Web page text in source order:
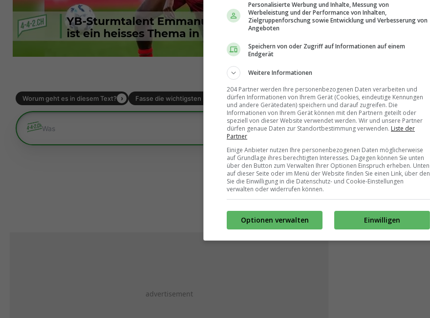
Personalisierte Werbung und Inhalte, Messung von
Werbeleistung und der Performance von Inhalten,
Zielgruppenforschung sowie Entwicklung und Verbesserung von
Angeboten
Speichern von oder Zugriff auf Informationen auf einem
Endgerät
Weitere Informationen
204 Partner werden Ihre personenbezogenen Daten verarbeiten und
dürfen Informationen von Ihrem Gerät (Cookies, eindeutige Kennungen
und andere Gerätedaten) speichern und darauf zugreifen. Die
Informationen von Ihrem Gerät können mit den Partnern geteilt oder
speziell von dieser Website verwendet werden. Wir und unsere Partner
dürfen genaue Daten zur Standortbestimmung verwenden. Liste der
Partner
Einige Anbieter nutzen Ihre personenbezogenen Daten möglicherweise
auf Grundlage ihres berechtigten Interesses. Dagegen können Sie unten
über den Button zum Verwalten Ihrer Optionen Einspruch erheben. Unten
auf dieser Seite oder im Menü der Website finden Sie einen Link, über den
Sie die Einwilligung in die Datenschutz- und Cookie-Einstellungen
verwalten oder widerrufen können.
Einwilligen
Optionen verwalten